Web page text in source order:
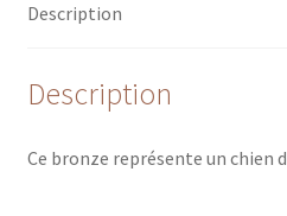
Description
Description
Ce bronze représente un chien